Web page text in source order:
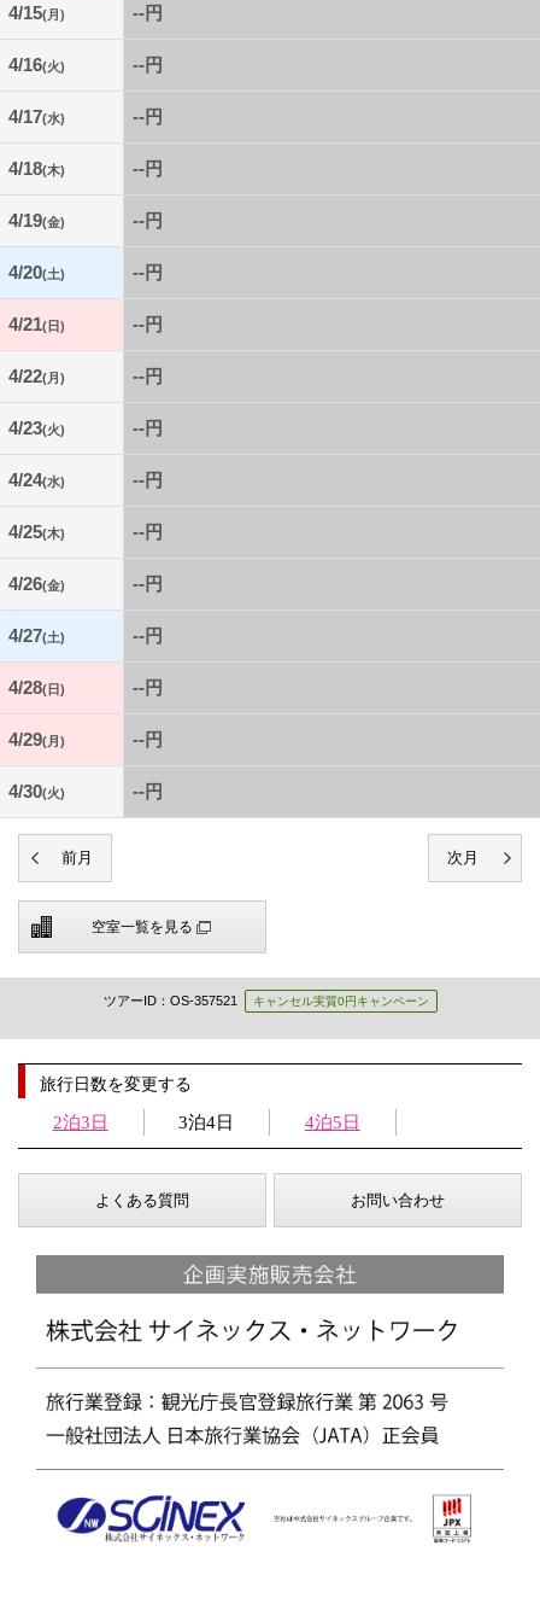
4/15(月) --円
4/16(火) --円
4/17(水) --円
4/18(木) --円
4/19(金) --円
4/20(土) --円
4/21(日) --円
4/22(月) --円
4/23(火) --円
4/24(水) --円
4/25(木) --円
4/26(金) --円
4/27(土) --円
4/28(日) --円
4/29(月) --円
4/30(火) --円
空室一覧を見る
ツアーID：OS-357521 キャンセル実質0円キャンペーン
旅行日数を変更する
2泊3日 3泊4日 4泊5日
よくある質問 お問い合わせ